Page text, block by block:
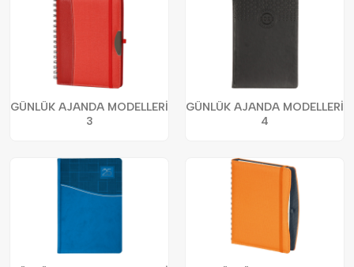
GÜNLÜK AJANDA MODELLERİ
3
GÜNLÜK AJANDA MODELLERİ
4